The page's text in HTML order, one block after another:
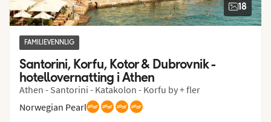
18
FAMILIEVENNLIG
Santorini, Korfu, Kotor & Dubrovnik -
hotellovernatting i Athen
Athen - Santorini - Katakolon - Korfu by + fler
Norwegian Pearl